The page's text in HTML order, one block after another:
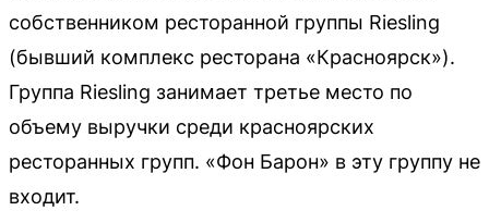
собственником ресторанной группы Riesling
(бывший комплекс ресторана «Красноярск»).
Группа Riesling занимает третье место по
объему выручки среди красноярских
ресторанных групп. «Фон Барон» в эту группу не
входит.